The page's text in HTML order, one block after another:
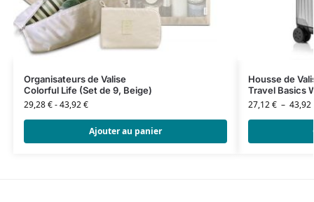
Organisateurs de Valise
Colorful Life (Set de 9, Beige)
29,28€-43,92€
Ajouter au panier
Housse de
Travel Basics
27,12€ – 43,92